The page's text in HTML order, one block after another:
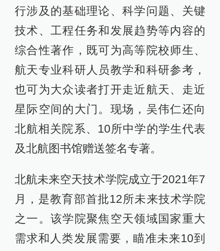
行涉及的基础理论、科学问题、关键
技术、工程任务和发展趋势等内容的
综合性著作，既可为高等院校师生、
航天专业科研人员教学和科研参考，
也可为大众读者打开走近航天、走近
星际空间的大门。现场，吴伟仁还向
北航相关院系、10所中学的学生代表
及北航图书馆赠送签名专著。
北航未来空天技术学院成立于2021年7
月，是教育部首批12所未来技术学院
之一。该学院聚焦空天领域国家重大
需求和人类发展需要，瞄准未来10到